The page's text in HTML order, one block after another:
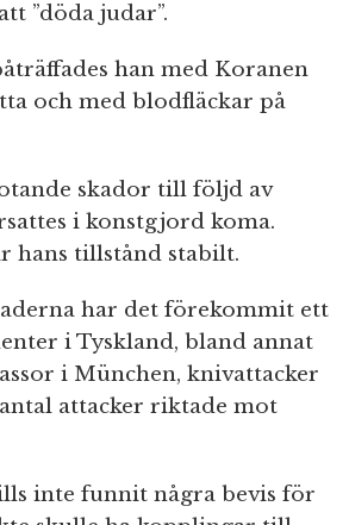
”döda judar”.
han med Koranen
och med blodfläckar på
skador till följd av
i konstgjord koma.
hans tillstånd stabilt.
har det förekommit ett
i Tyskland, bland annat
i München, knivattacker
attacker riktade mot
inte funnit några bevis för